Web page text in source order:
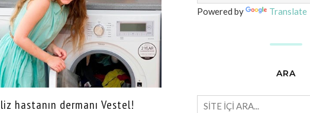
hastanın dermanı Vestel!
Powered by Translate
ARA